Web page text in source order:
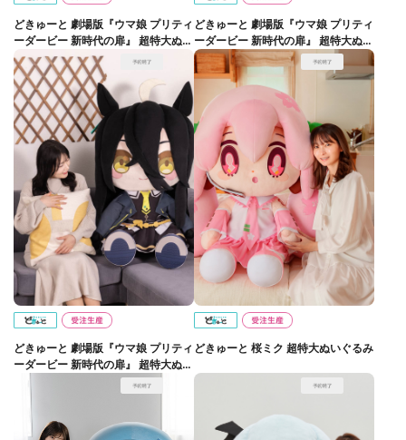
どきゅーと 劇場版『ウマ娘 プリティ
ーダービー 新時代の扉』 超特大ぬい
ぐるみ アグネスタキオン
どきゅーと 劇場版『ウマ娘 プリティ
ーダービー 新時代の扉』 超特大ぬい
ぐるみ ジャングルポケット
どきゅーと 劇場版『ウマ娘 プリティ
ーダービー 新時代の扉』 超特大ぬい
ぐるみ マンハッタンカフェ
どきゅーと 桜ミク 超特大ぬいぐるみ